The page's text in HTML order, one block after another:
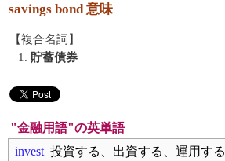
savings bond 意味
【複合名詞】
1. 貯蓄債券
"金融用語"の英単語
invest 投資する、出資する、運用する